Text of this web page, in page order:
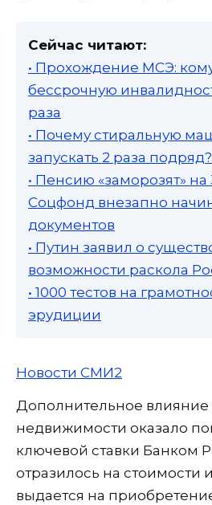
Сейчас читают:
• Прохождение МСЭ:
бессрочную
раза
• Почему стиральную
запускать 2 раза подряд?
• Пенсию «заморозят» на
Соцфонд внезапно
документов
• Путин заявил о
возможности раскола
• 1000 тестов на
эрудиции
Новости СМИ2
Дополнительное
недвижимости оказало
ключевой ставки Банком
отразилось на стоимости
выдается на